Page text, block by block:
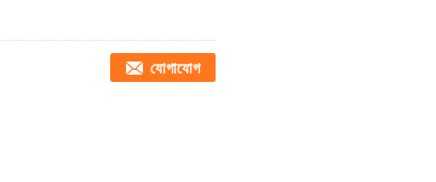
যোগাযোগ